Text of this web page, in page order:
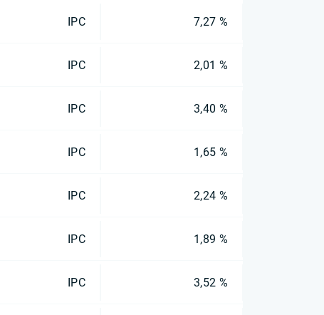
IPC 7,27 %
IPC 2,01 %
IPC 3,40 %
IPC 1,65 %
IPC 2,24 %
IPC 1,89 %
IPC 3,52 %